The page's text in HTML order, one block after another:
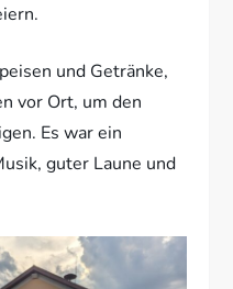
und Getränke,
vor Ort, um den
Es war ein
guter Laune und